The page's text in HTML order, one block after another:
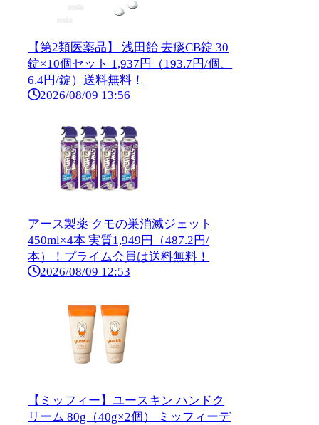
【第2類医薬品】 浅田飴 去痰CB錠 30
錠×10個セット 1,937円（193.7円/個、
6.4円/錠）送料無料！
2026/08/09 13:56
アース製薬 クモの巣消滅ジェット
450ml×4本 実質1,949円（487.2円/
本）！プライム会員は送料無料！
2026/08/09 12:53
【ミッフィー】ユースキン ハンドク
リーム 80g（40g×2個） ミッフィーデ